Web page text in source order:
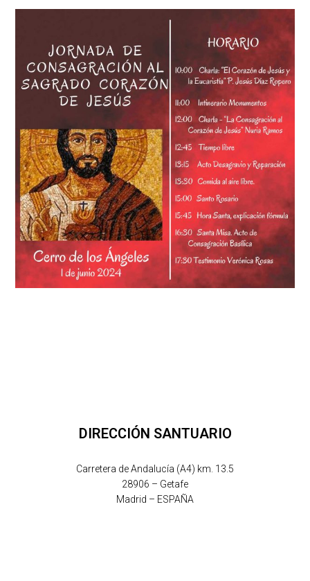
DIRECCIÓN SANTUARIO
Carretera de Andalucía (A4) km. 13.5
28906 – Getafe
Madrid – ESPAÑA